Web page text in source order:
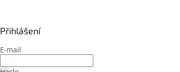
Přihlášení
E-mail